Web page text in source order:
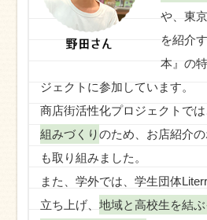
や、東
を紹介
本』の
ジェクトに参加しています。
商店街活性化プロジェクトでは
組みづくりのため、お店紹介
も取り組みました。
また、学外では、学生団体
立ち上げ、 地域と高校生を結